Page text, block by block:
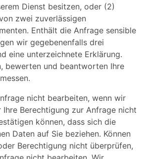
Dienst besitzen, oder (2)
zwei zuverlässigen
Enthält die Anfrage sensible
wir gegebenenfalls drei
eine unterzeichnete Erklärung.
bewerten und beantworten Ihre
nicht bearbeiten, wenn wir
Berechtigung zur Anfrage nicht
können, dass sich die
Daten auf Sie beziehen. Können
Berechtigung nicht überprüfen,